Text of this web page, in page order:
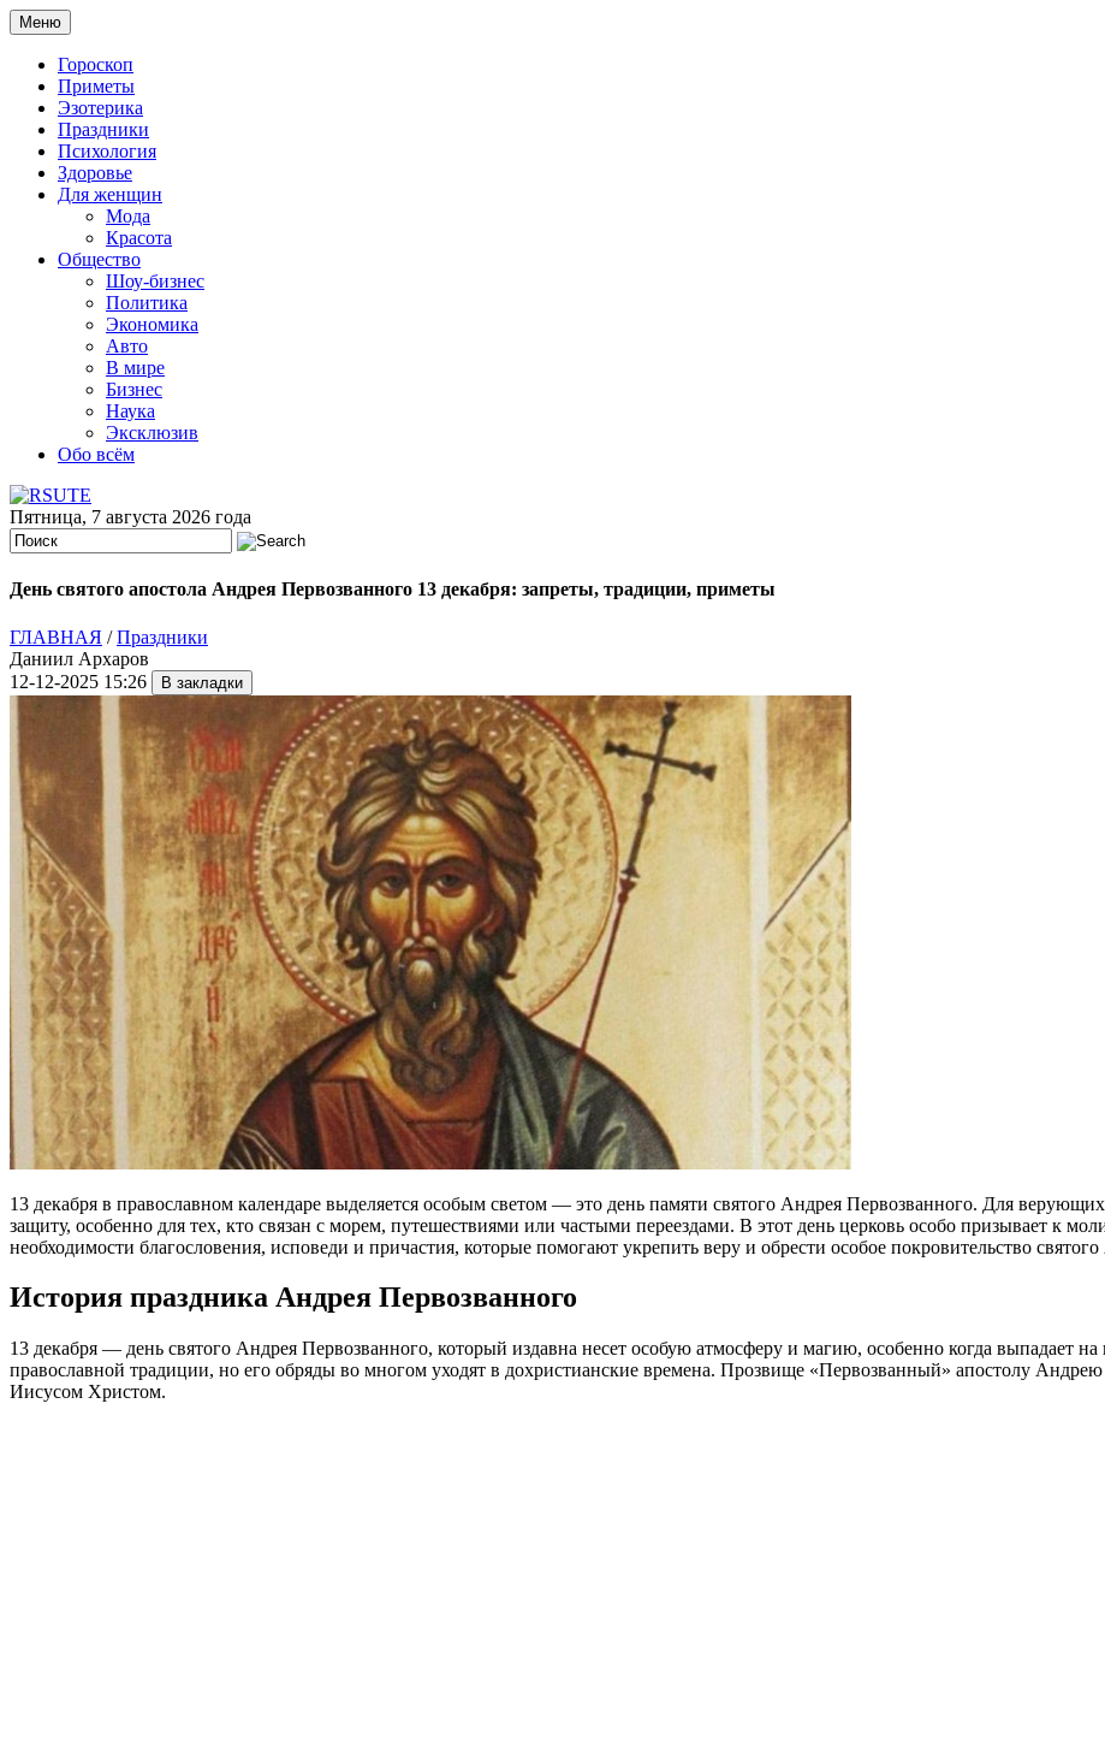
Меню
Гороскоп
Приметы
Эзотерика
Праздники
Психология
Здоровье
Для женщин
Мода
Красота
Общество
Шоу-бизнес
Политика
Экономика
Авто
В мире
Бизнес
Наука
Эксклюзив
Обо всём
Пятница, 7 августа 2026 года
День святого апостола Андрея Первозванного 13 декабря: запреты, традиции, приметы
ГЛАВНАЯ /Праздники
Даниил Архаров
12-12-2025 15:26
13 декабря в православном календаре выделяется особым светом — это день памяти святого Андрея Первозванного. Для
защиту, особенно для тех, кто связан с морем, путешествиями или частыми переездами. В этот день церковь особо призывает к
необходимости благословения, исповеди и причастия, которые помогают укрепить веру и обрести особое покровительство
История праздника Андрея Первозванного
13 декабря — день святого Андрея Первозванного, который издавна несет особую атмосферу и магию, особенно когда выпадает
православной традиции, но его обряды во многом уходят в дохристианские времена. Прозвище «Первозванный» апостолу
Иисусом Христом.